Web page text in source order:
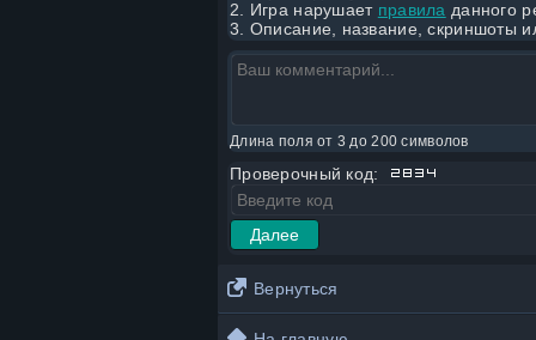
2. Игра нарушает правила данного
3. Описание, название, скриншоты
Длина поля от 3 до 200 символов
Проверочный код:
Вернуться